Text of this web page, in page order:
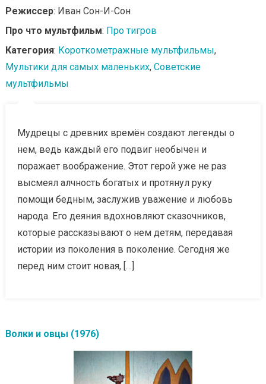
Режиссер: Иван Сон-И-Сон
Про что мультфильм: Про тигров
Категория: Короткометражные мультфильмы,
Мультики для самых маленьких, Советские
мультфильмы
Мудрецы с древних времён создают легенды о
нем, ведь каждый его подвиг необычен и
поражает воображение. Этот герой уже не раз
высмеял алчность богатых и протянул руку
помощи бедным, заслужив уважение и любовь
народа. Его деяния вдохновляют сказочников,
которые рассказывают о нем детям, передавая
истории из поколения в поколение. Сегодня же
перед ним стоит новая, […]
Волки и овцы (1976)